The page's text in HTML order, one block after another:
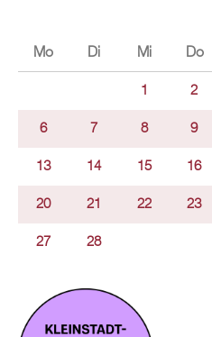
Mo Di Mi Do
1 2
6 7 8 9
13 14 15 16
20 21 22 23
27 28